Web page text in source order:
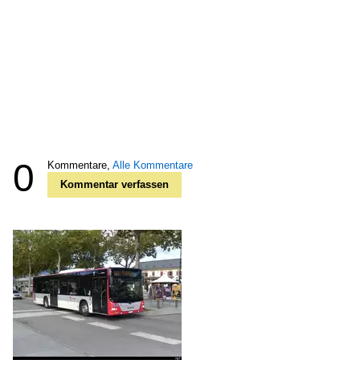
0 Kommentare, Alle Kommentare
Kommentar verfassen